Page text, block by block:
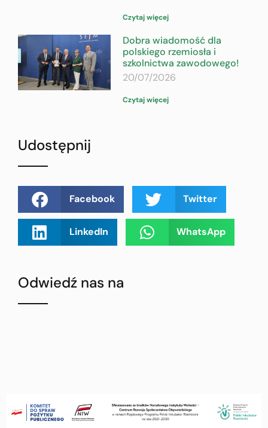
Czytaj więcej
Dobra wiadomość dla
polskiego rzemiosła i
szkolnictwa zawodowego!
20/07/2026
Czytaj więcej
Udostępnij
Facebook Twitter
LinkedIn WhatsApp
Odwiedź nas na